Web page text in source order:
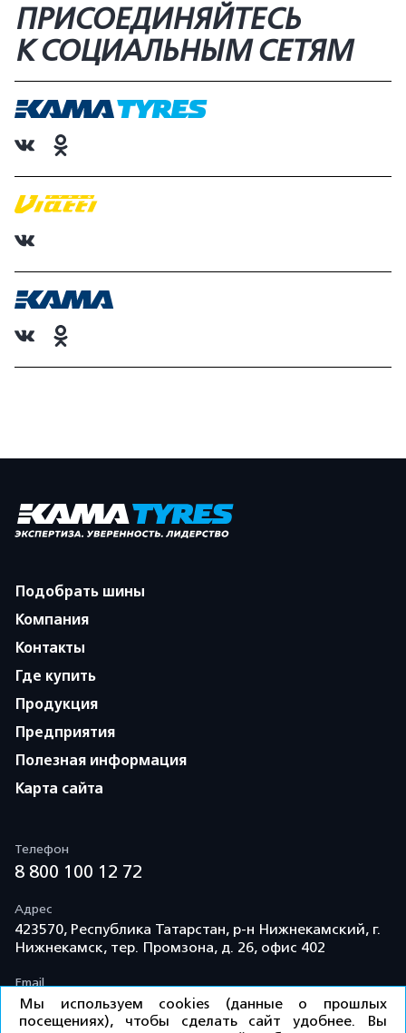
ПРИСОЕДИНЯЙТЕСЬ
К СОЦИАЛЬНЫМ СЕТЯМ
Подобрать шины
Компания
Контакты
Где купить
Продукция
Предприятия
Полезная информация
Карта сайта
Телефон
8 800 100 12 72
Адрес
423570, Республика Татарстан, р-н Нижнекамский, г.
Нижнекамск, тер. Промзона, д. 26, офис 402
Email
info@td-kama.com
Мы используем cookies (данные о прошлых
посещениях), чтобы сделать сайт удобнее. Вы